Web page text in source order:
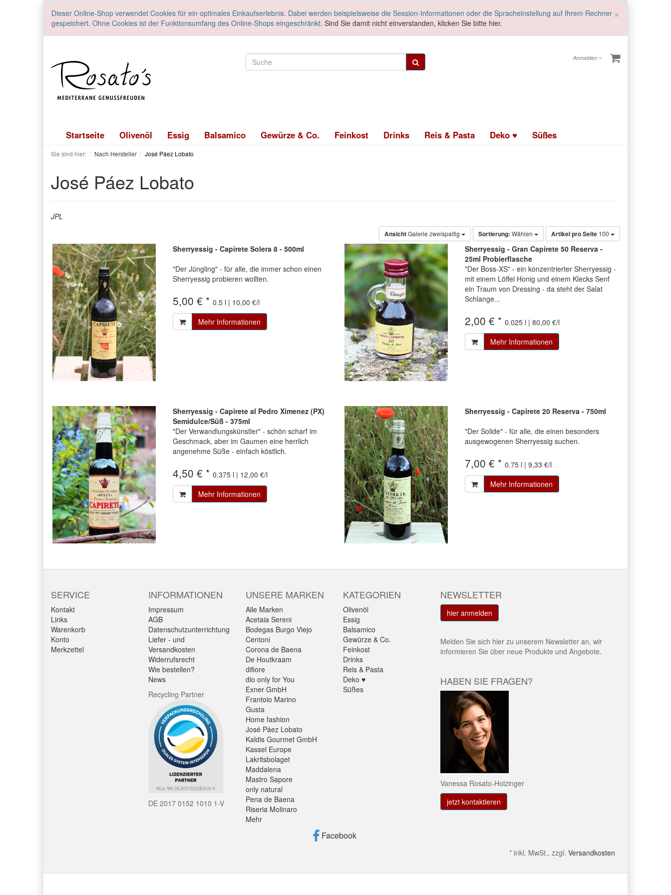
×
Dieser Online-Shop verwendet Cookies für ein optimales Einkaufserlebnis. Dabei werden beispielsweise die Session-Informationen oder die Spracheinstellung auf Ihrem Rechner
gespeichert. Ohne Cookies ist der Funktionsumfang des Online-Shops eingeschränkt. Sind Sie damit nicht einverstanden, klicken Sie bitte hier.
Anmelden
Startseite Olivenöl Essig Balsamico Gewürze & Co. Feinkost Drinks Reis & Pasta Deko ♥ Süßes
Sie sind hier: Nach Hersteller José Páez Lobato
José Páez Lobato
JPL
AnsichtGalerie zweispaltig Sortierung: Wählen Artikel pro Seite 100
Sherryessig - Capirete Solera 8 - 500ml
"Der Jüngling" - für alle, die immer schon einen
Sherryessig probieren wollten.
5,00 € * 0.5 l | 10,00 €/l
Mehr Informationen
Sherryessig - Gran Capirete 50 Reserva -
25ml Probierflasche
"Der Boss-XS" - ein konzentrierter Sherryessig -
mit einem Löffel Honig und einem Klecks Senf
ein Traum von Dressing - da steht der Salat
Schlange...
2,00 € * 0.025 l | 80,00 €/l
Mehr Informationen
Sherryessig - Capirete al Pedro Ximenez (PX)
Semidulce/Süß - 375ml
"Der Verwandlungskünstler" - schön scharf im
Geschmack, aber im Gaumen eine herrlich
angenehme Süße - einfach köstlich.
4,50 € * 0.375 l | 12,00 €/l
Mehr Informationen
Sherryessig - Capirete 20 Reserva - 750ml
"Der Solide" - für alle, die einen besonders
ausgewogenen Sherryessig suchen.
7,00 € * 0.75 l | 9,33 €/l
Mehr Informationen
SERVICE
Kontakt
Links
Warenkorb
Konto
Merkzettel
INFORMATIONEN
Impressum
AGB
Datenschutzunterrichtung
Liefer - und
Versandkosten
Widerrufsrecht
Wie bestellen?
News
Recycling Partner
DE 2017 0152 1010 1-V
UNSERE MARKEN
Alle Marken
Acetaia Sereni
Bodegas Burgo Viejo
Centoni
Corona de Baena
De Houtkraam
difiore
dio only for You
Exner GmbH
Frantoio Marino
Gusta
Home fashion
José Páez Lobato
Kaldis Gourmet GmbH
Kassel Europe
Lakritsbolaget
Maddalena
Mastro Sapore
only natural
Pena de Baena
Riseria Molinaro
Mehr
KATEGORIEN
Olivenöl
Essig
Balsamico
Gewürze & Co.
Feinkost
Drinks
Reis & Pasta
Deko ♥
Süßes
NEWSLETTER
hier anmelden
Melden Sie sich hier zu unserem Newsletter an, wir
informieren Sie über neue Produkte und Angebote.
HABEN SIE FRAGEN?
Vanessa Rosato-Holzinger
jetzt kontaktieren
Facebook
* inkl. MwSt., zzgl. Versandkosten